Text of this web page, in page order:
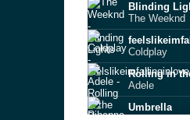
Blinding
The Weeknd
Coldplay
Rolling in
Adele
Umbrella